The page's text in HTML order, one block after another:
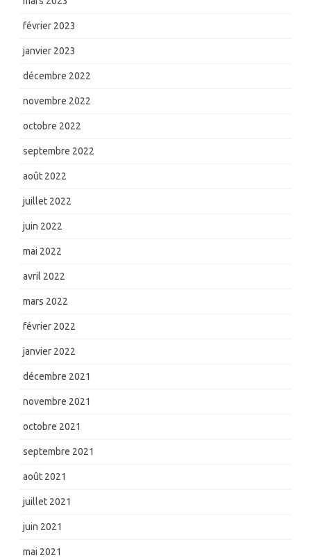
février 2023
janvier 2023
décembre 2022
novembre 2022
octobre 2022
septembre 2022
août 2022
juillet 2022
juin 2022
mai 2022
avril 2022
mars 2022
février 2022
janvier 2022
décembre 2021
novembre 2021
octobre 2021
septembre 2021
août 2021
juillet 2021
juin 2021
mai 2021